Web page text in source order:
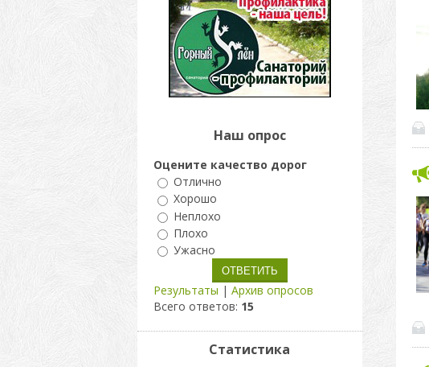
Наш опрос
Оцените качество дорог
Отлично
Хорошо
Неплохо
Плохо
Ужасно
Результаты | Архив опросов
Всего ответов: 15
Статистика